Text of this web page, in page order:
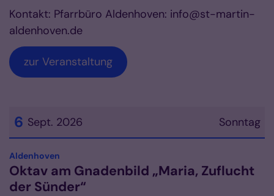
Kontakt: Pfarrbüro Aldenhoven: info@st-martin-
aldenhoven.de
zur Veranstaltung
Sonntag
6 Sept. 2026
Datum: 6. September 2026
Aldenhoven
Oktav am Gnadenbild „Maria, Zuflucht
der Sünder“